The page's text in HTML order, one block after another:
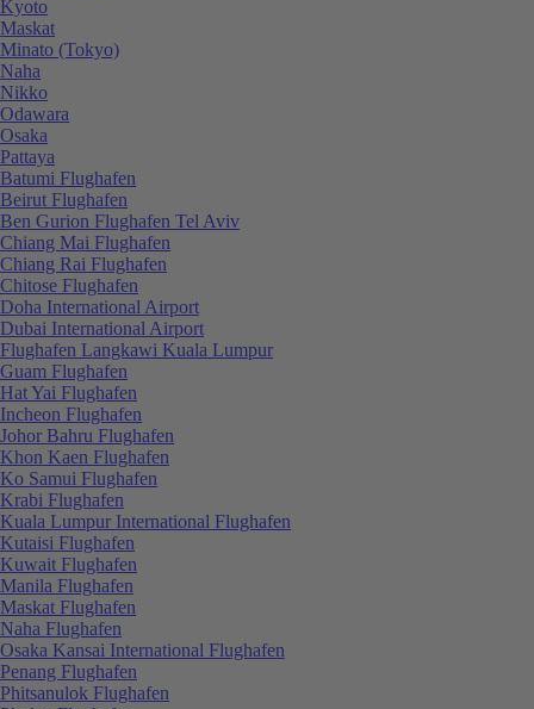
Kyoto
Maskat
Minato (Tokyo)
Naha
Nikko
Odawara
Osaka
Pattaya
Batumi Flughafen
Beirut Flughafen
Ben Gurion Flughafen Tel Aviv
Chiang Mai Flughafen
Chiang Rai Flughafen
Chitose Flughafen
Doha International Airport
Dubai International Airport
Flughafen Langkawi Kuala Lumpur
Guam Flughafen
Hat Yai Flughafen
Incheon Flughafen
Johor Bahru Flughafen
Khon Kaen Flughafen
Ko Samui Flughafen
Krabi Flughafen
Kuala Lumpur International Flughafen
Kutaisi Flughafen
Kuwait Flughafen
Manila Flughafen
Maskat Flughafen
Naha Flughafen
Osaka Kansai International Flughafen
Penang Flughafen
Phitsanulok Flughafen